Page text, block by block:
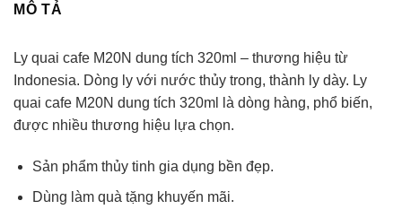
MÔ TẢ
Ly quai cafe M20N dung tích 320ml – thương hiệu từ
Indonesia. Dòng ly với nước thủy trong, thành ly dày. Ly
quai cafe M20N dung tích 320ml là dòng hàng, phổ biến,
được nhiều thương hiệu lựa chọn.
Sản phẩm thủy tinh gia dụng bền đẹp.
Dùng làm quà tặng khuyến mãi.